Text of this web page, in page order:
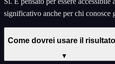
significativo anche per chi conosce
Come dovrei usare il
▼